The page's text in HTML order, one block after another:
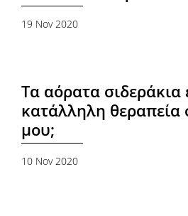
19 Nov 2020
Τα αόρατα σιδεράκια
κατάλληλη
μου;
10 Nov 2020